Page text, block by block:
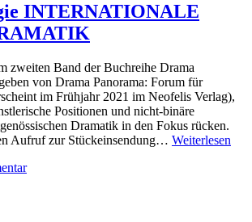
INTERNATIONALE
zweiten Band der Buchreihe Drama
von Drama Panorama: Forum für
im Frühjahr 2021 im Neofelis Verlag),
Positionen und nicht-binäre
Dramatik in den Fokus rücken.
Aufruf zur Stückeinsendung… Weiterlesen